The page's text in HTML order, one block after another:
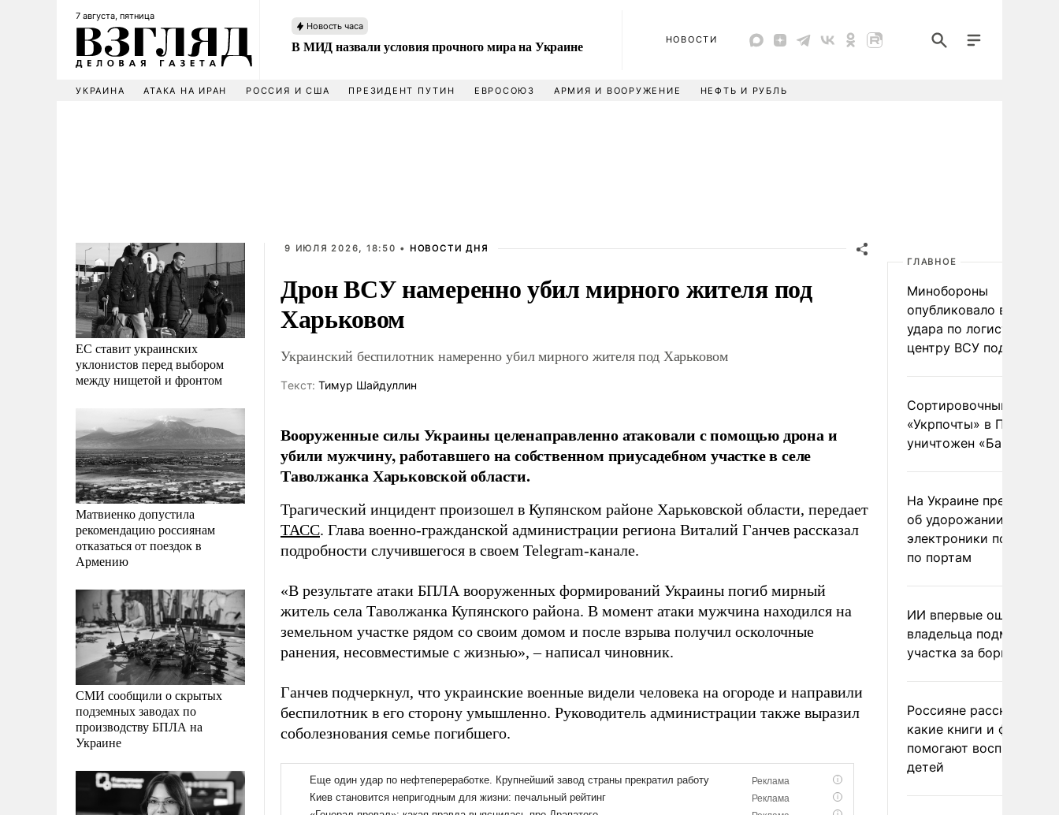
7 августа, пятница
Новость часа
В МИД назвали условия прочного мира на Украине НОВОСТИ
УКРАИНА АТАКА НА ИРАН РОССИЯ И США ПРЕЗИДЕНТ ПУТИН ЕВРОСОЮЗ АРМИЯ И ВООРУЖЕНИЕ НЕФТЬ И РУБЛЬ
ЕС ставит украинских
уклонистов перед выбором
между нищетой и фронтом
Матвиенко допустила
рекомендацию россиянам
отказаться от поездок в
Армению
СМИ сообщили о скрытых
подземных заводах по
производству БПЛА на
Украине
9 ИЮЛЯ 2026, 18:50 • НОВОСТИ ДНЯ
Дрон ВСУ намеренно убил мирного жителя под
Харьковом
Украинский беспилотник намеренно убил мирного жителя под Харьковом
Tекст: Тимур Шайдуллин
Вооруженные силы Украины целенаправленно атаковали с помощью дрона и
убили мужчину, работавшего на собственном приусадебном участке в селе
Таволжанка Харьковской области.
Трагический инцидент произошел в Купянском районе Харьковской области, передает
ТАСС. Глава военно-гражданской администрации региона Виталий Ганчев рассказал
подробности случившегося в своем Telegram-канале.
«В результате атаки БПЛА вооруженных формирований Украины погиб мирный
житель села Таволжанка Купянского района. В момент атаки мужчина находился на
земельном участке рядом со своим домом и после взрыва получил осколочные
ранения, несовместимые с жизнью», – написал чиновник.
Ганчев подчеркнул, что украинские военные видели человека на огороде и направили
беспилотник в его сторону умышленно. Руководитель администрации также выразил
соболезнования семье погибшего.
ГЛАВНОЕ
Минобороны
опубликовало видео
удара по
центру ВСУ под Киевом
Сортировочный пункт
«Укрпочты» в
уничтожен
На Украине
об удорожании
электроники после
по портам
ИИ впервые
владельца
участка за борщевик
Россияне рассказали,
какие книги и фильмы
помогают воспитывать
детей